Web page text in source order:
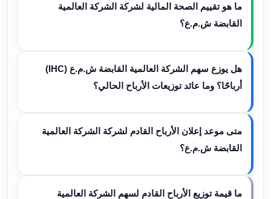
ما هو تقييم الصحة المالية لشركة الشركة العالمية
القابضة ش.م.ع؟
هل يوزع سهم الشركة العالمية القابضة ش.م.ع (IHC)
أرباحًا؟ وما عائد توزيعات الأرباح الحالي؟
متى موعد إعلان الأرباح القادم لشركة الشركة العالمية
القابضة ش.م.ع؟
ما قيمة توزيع الأرباح القادم لسهم الشركة العالمية